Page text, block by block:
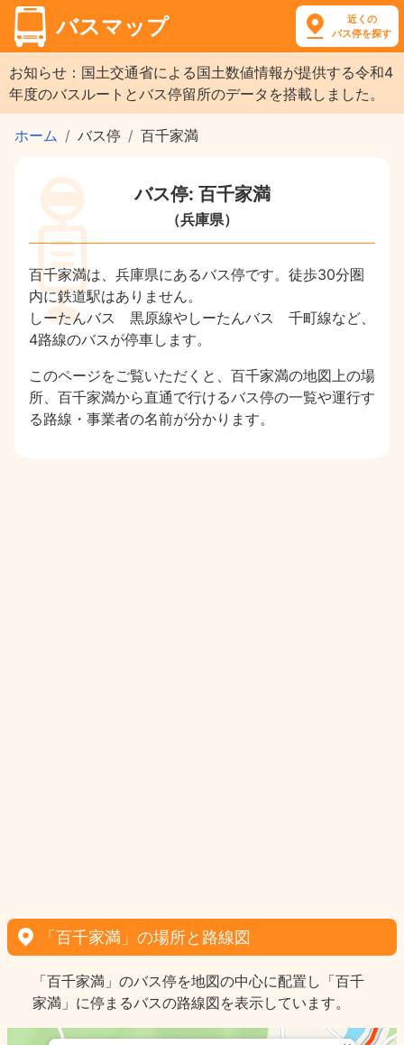
バスマップ
近くの
バス停を探す
お知らせ：国土交通省による国土数値情報が提供する令和4
年度のバスルートとバス停留所のデータを搭載しました。
ホーム バス停 百千家満
バス停: 百千家満
（兵庫県）
百千家満は、兵庫県にあるバス停です。徒歩30分圏
内に鉄道駅はありません。
しーたんバス 黒原線やしーたんバス 千町線など、
4路線のバスが停車します。
このページをご覧いただくと、百千家満の地図上の場
所、百千家満から直通で行けるバス停の一覧や運行す
る路線・事業者の名前が分かります。
「百千家満」の場所と路線図
「百千家満」のバス停を地図の中心に配置し「百千
家満」に停まるバスの路線図を表示しています。